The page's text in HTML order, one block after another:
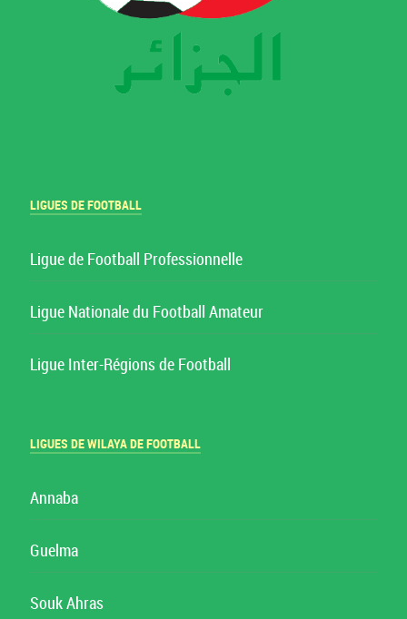
LIGUES DE FOOTBALL
Ligue de Football Professionnelle
Ligue Nationale du Football Amateur
Ligue Inter-Régions de Football
LIGUES DE WILAYA DE FOOTBALL
Annaba
Guelma
Souk Ahras